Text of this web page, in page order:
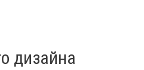
дизайна